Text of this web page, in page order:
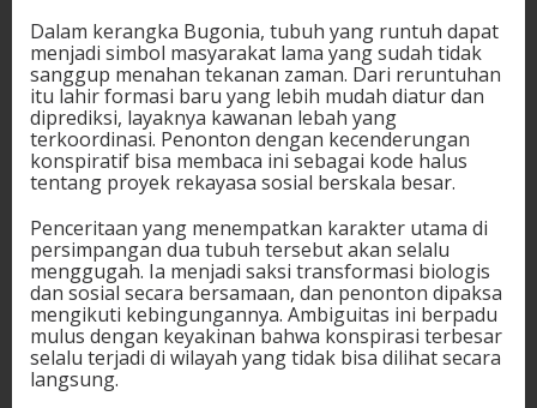
Dalam kerangka Bugonia, tubuh yang runtuh dapat
menjadi simbol masyarakat lama yang sudah tidak
sanggup menahan tekanan zaman. Dari reruntuhan
itu lahir formasi baru yang lebih mudah diatur dan
diprediksi, layaknya kawanan lebah yang
terkoordinasi. Penonton dengan kecenderungan
konspiratif bisa membaca ini sebagai kode halus
tentang proyek rekayasa sosial berskala besar.
Penceritaan yang menempatkan karakter utama di
persimpangan dua tubuh tersebut akan selalu
menggugah. Ia menjadi saksi transformasi biologis
dan sosial secara bersamaan, dan penonton dipaksa
mengikuti kebingungannya. Ambiguitas ini berpadu
mulus dengan keyakinan bahwa konspirasi terbesar
selalu terjadi di wilayah yang tidak bisa dilihat secara
langsung.